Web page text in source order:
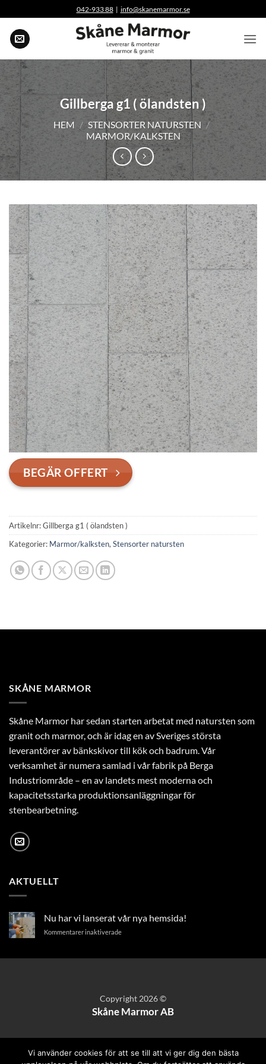
to
content
042-933 88| info@skanemarmor.se
Gillberga g1 ( ölandsten )
HEM / STENSORTER NATURSTEN /
MARMOR/KALKSTEN
BEGÄR OFFERT
Artikelnr:Gillberga g1 ( ölandsten )
Kategorier: Marmor/kalksten,Stensorter natursten
SKÅNE MARMOR
Skåne Marmor har sedan starten arbetat med natursten som
granit och marmor, och är idag en av Sveriges största
leverantörer av bänkskivor till kök och badrum. Vår
verksamhet är numera samlad i vår fabrik på Berga
Industriområde – en av landets mest moderna och
kapacitetsstarka produktionsanläggningar för
stenbearbetning.
AKTUELLT
Nu har vi lanserat vår nya hemsida!
Kommentarer inaktiveradeför
hemsida!
Copyright 2026 ©
Skåne Marmor AB
Vi använder cookies för att se till att vi ger dig den bästa